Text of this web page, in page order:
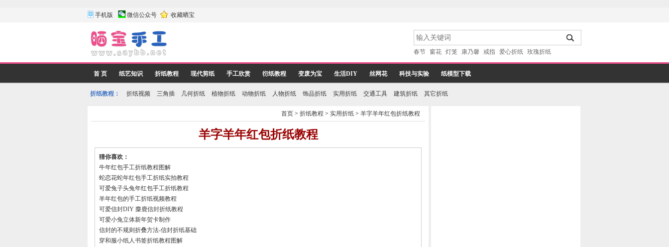
手机版 微信公众号 收藏晒宝
春节 窗花 灯笼 康乃馨 戒指 爱心折纸 玫瑰折纸
首 页 纸艺知识 折纸教程 现代剪纸 手工欣赏 衍纸教程 变废为宝 生活DIY 丝网花 科技与实验 纸模型下载
折纸教程： 折纸视频 三角插 几何折纸 植物折纸 动物折纸 人物折纸 饰品折纸 实用折纸 交通工具 建筑折纸 其它折纸
首页 >折纸教程 >实用折纸 >羊字羊年红包折纸教程
羊字羊年红包折纸教程
猜你喜欢：
牛年红包手工折纸教程图解
蛇恋花蛇年红包手工折纸实拍教程
可爱兔子头兔年红包手工折纸教程
羊年红包的手工折纸视频教程
可爱信封DIY 麋鹿信封折纸教程
可爱小兔立体新年贺卡制作
信封的不规则折叠方法-信封折纸基础
穿和服小纸人书签折纸教程图解